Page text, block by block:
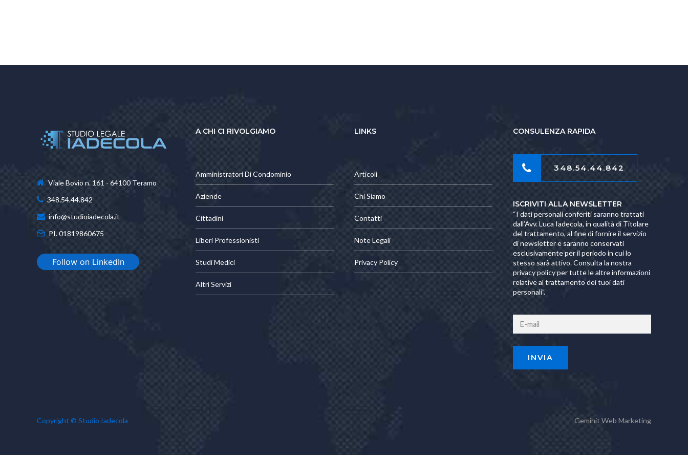
Viale Bovio n. 161 - 64100 Teramo
348.54.44.842
info@studioiadecola.it
PI. 01819860675
Follow on LinkedIn
A CHI CI RIVOLGIAMO
Amministratori Di Condominio
Aziende
Cittadini
Liberi Professionisti
Studi Medici
Altri Servizi
LINKS
Articoli
Chi Siamo
Contatti
Note Legali
Privacy Policy
CONSULENZA RAPIDA
348.54.44.842
ISCRIVITI ALLA NEWSLETTER
“I dati personali conferiti saranno trattati
dall’Avv. Luca Iadecola, in qualità di Titolare
del trattamento, al fine di fornire il servizio
di newsletter e saranno conservati
esclusivamente per il periodo in cui lo
stesso sarà attivo. Consulta la nostra
privacy policy per tutte le altre informazioni
relative al trattamento dei tuoi dati
personali”.
Copyright © Studio Iadecola Geminit Web Marketing